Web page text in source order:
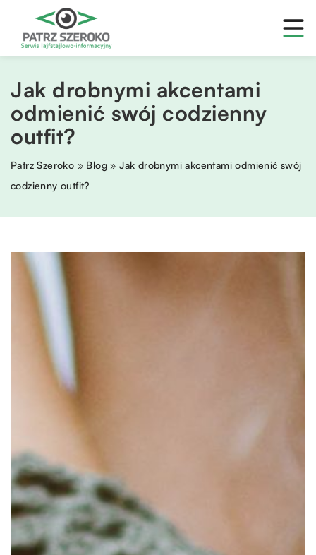
Jak drobnymi akcentami
odmienić swój codzienny
outfit?
Patrz Szeroko » Blog »Jak drobnymi akcentami odmienić swój
codzienny outfit?